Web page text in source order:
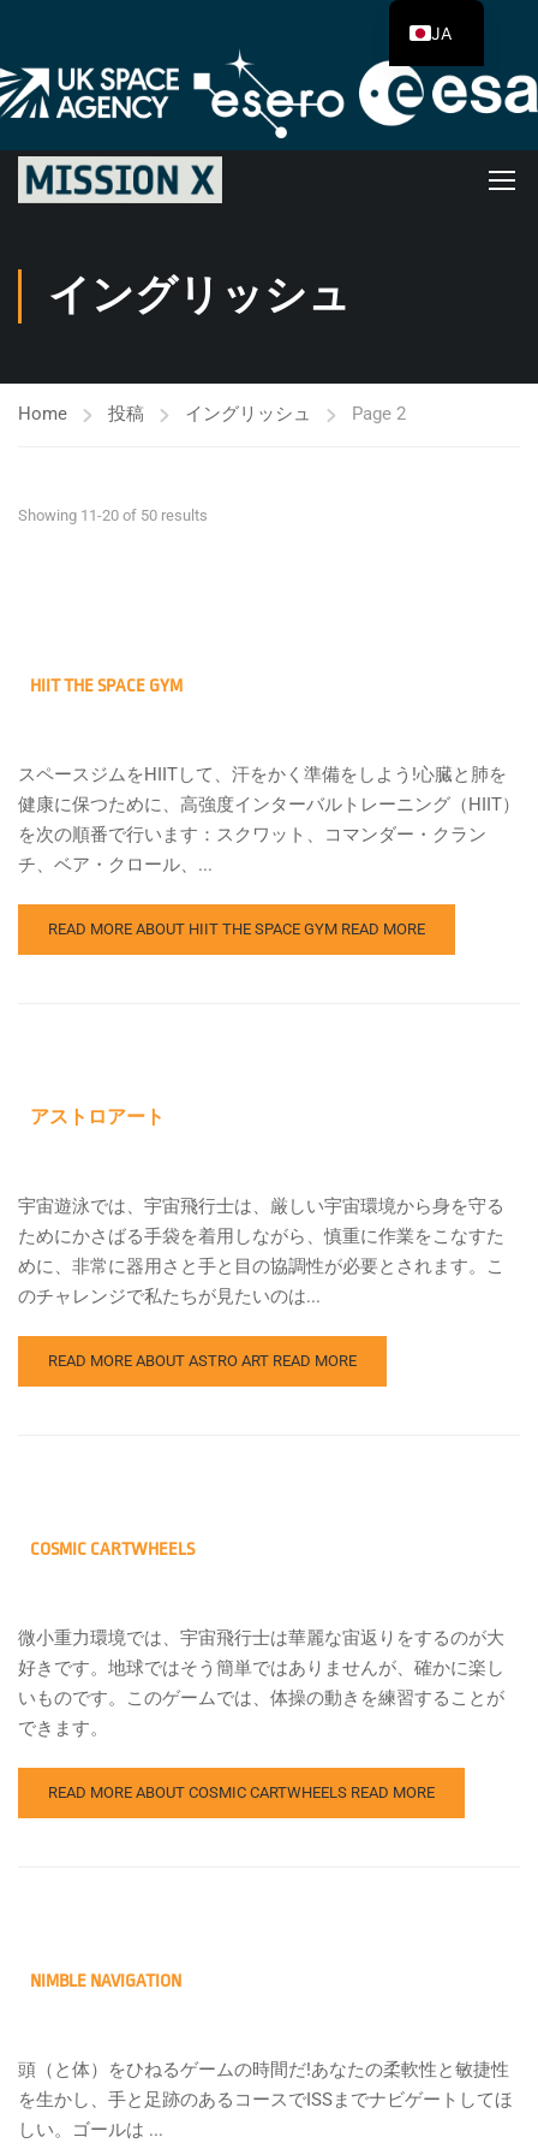
イングリッシュ
Home 投稿 イングリッシュ Page 2
Showing 11-20 of 50 results
HIIT THE SPACE GYM
スペースジムをHIITして、汗をかく準備をしよう!心臓と肺を
健康に保つために、高強度インターバルトレーニング（HIIT）
を次の順番で行います：スクワット、コマンダー・クラン
チ、ベア・クロール、...
READ MORE ABOUT HIIT THE SPACE GYM READ MORE
アストロアート
宇宙遊泳では、宇宙飛行士は、厳しい宇宙環境から身を守る
ためにかさばる手袋を着用しながら、慎重に作業をこなすた
めに、非常に器用さと手と目の協調性が必要とされます。こ
のチャレンジで私たちが見たいのは...
READ MORE ABOUT ASTRO ART READ MORE
COSMIC CARTWHEELS
微小重力環境では、宇宙飛行士は華麗な宙返りをするのが大
好きです。地球ではそう簡単ではありませんが、確かに楽し
いものです。このゲームでは、体操の動きを練習することが
できます。
READ MORE ABOUT COSMIC CARTWHEELS READ MORE
NIMBLE NAVIGATION
頭（と体）をひねるゲームの時間だ!あなたの柔軟性と敏捷性
を生かし、手と足跡のあるコースでISSまでナビゲートしてほ
しい。ゴールは ...
JA